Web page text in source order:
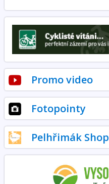
Promo video
Fotopointy
Pelhřimák Shop